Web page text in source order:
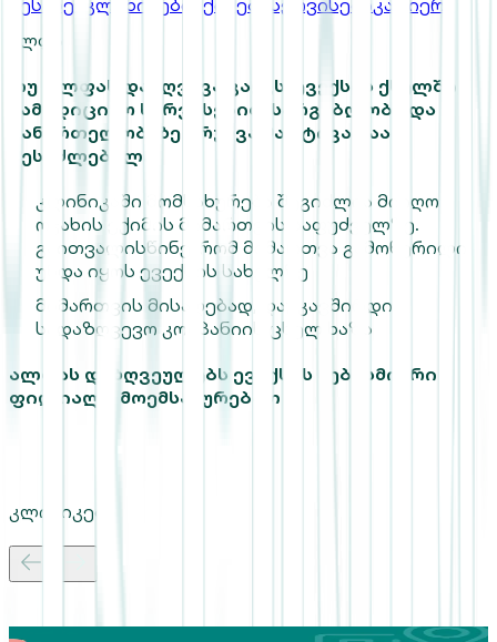
შესახებ კლინიკები ექიმები სერვისებიკარიერა
ალფა
თუ ალფას დაზღვევა გაქვს, ევექსის ქსელში
სამედიცინო სერვისებით სარგებლობა და
ჯანმრთელობაზე ზრუნვა მარტივადაა
შესაძლებელი:
კლინიკაში მომსახურება შეგიძლია მიიღო
ოჯახის ექიმის მიმართვის საფუძველზე.
გაითვალისწინე, რომ მიმართვა გამოწერილი
უნდა იყოს ევექსის სახელზე
მიმართვის მისაღებად, დაუკავშირდი
სადაზღვევო კომპანიის ცხელ ხაზს
ალფას დაზღვეულებს ევექსის ნებისმიერი
ფილიალი მოემსახურებათ
კლინიკები